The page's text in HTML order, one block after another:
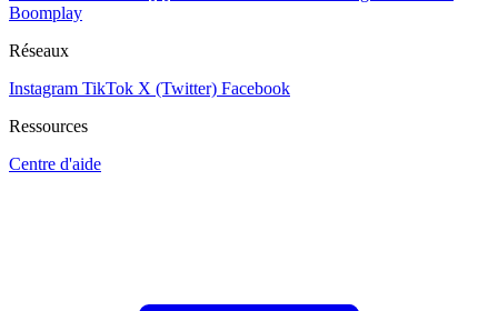
Boomplay
Réseaux
Instagram TikTok X (Twitter) Facebook
Ressources
Centre d'aide